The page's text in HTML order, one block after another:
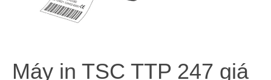
Máy in TSC TTP 247 giá